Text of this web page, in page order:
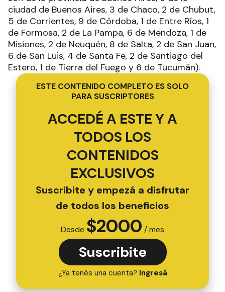
ciudad de Buenos Aires, 3 de Chaco, 2 de Chubut,
5 de Corrientes, 9 de Córdoba, 1 de Entre Ríos, 1
de Formosa, 2 de La Pampa, 6 de Mendoza, 1 de
Misiones, 2 de Neuquén, 8 de Salta, 2 de San Juan,
6 de San Luis, 4 de Santa Fe, 2 de Santiago del
Estero, 1 de Tierra del Fuego y 6 de Tucumán).
ESTE CONTENIDO COMPLETO ES SOLO
PARA SUSCRIPTORES
ACCEDÉ A ESTE Y A
TODOS LOS
CONTENIDOS
EXCLUSIVOS
Suscribite y empezá a disfrutar
de todos los beneficios
Desde $2000 / mes
Suscribite
¿Ya tenés una cuenta? Ingresá